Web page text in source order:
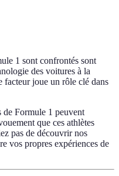
1 sont confrontés sont
des voitures à la
facteur joue un rôle clé dans
de Formule 1 peuvent
que ces athlètes
pas de découvrir nos
vos propres expériences de